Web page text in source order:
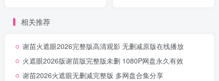
相关推荐
谢苗火遮眼2026完整版高清观影 无删减原版在线播放
火遮眼2026版谢苗版完整版未删 1080P网盘永久有效
谢苗2026火遮眼无删减完整版 多网盘合集分享